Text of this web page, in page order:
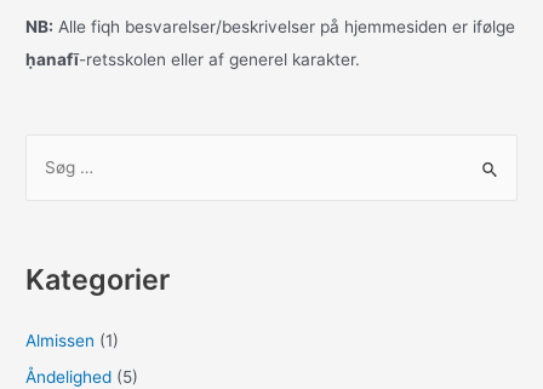
c
e
o
st
o
ai
l
ar
e
NB: Alle fiqh besvarelser/beskrivelser på hjemmesiden er ifølge
ḥanafī-retsskolen eller af generel karakter.
f
e
r
Kategorier
Almissen (1)
Åndelighed (5)